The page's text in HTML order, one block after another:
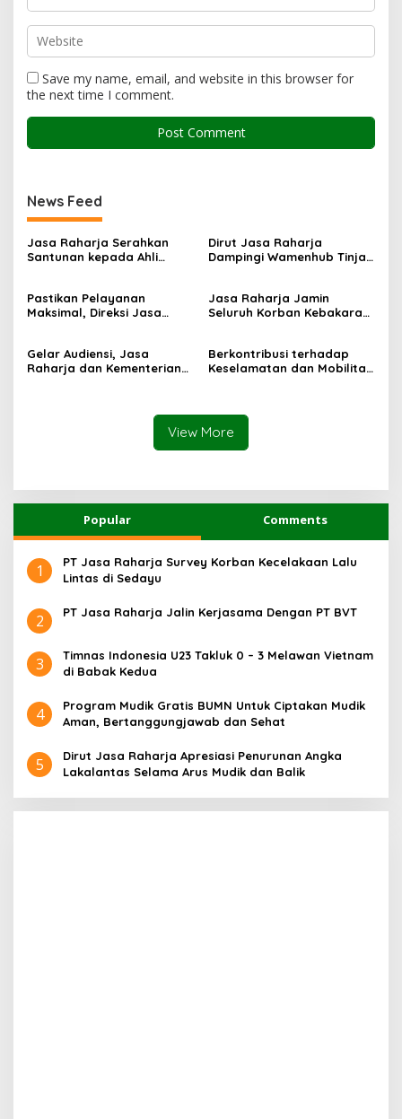
Save my name, email, and website in this browser for
the next time I comment.
News Feed
Jasa Raharja Serahkan
Santunan kepada Ahli
Dirut Jasa Raharja
Dampingi Wamenhub Tinjau
PHC Surabaya
Pastikan Pelayanan
Maksimal, Direksi Jasa
Sentosa II
Jasa Raharja Jamin
Seluruh Korban Kebakaran
Gelar Audiensi, Jasa
Raharja dan Kementerian
Berkontribusi terhadap
Keselamatan dan Mobilitas
Awards 2026
View More
Popular Comments
1
PT Jasa Raharja Survey Korban Kecelakaan Lalu
Lintas di Sedayu
2 PT Jasa Raharja Jalin Kerjasama Dengan PT BVT
3
Timnas Indonesia U23 Takluk 0 – 3 Melawan Vietnam
di Babak Kedua
4
Program Mudik Gratis BUMN Untuk Ciptakan Mudik
Aman, Bertanggungjawab dan Sehat
5
Dirut Jasa Raharja Apresiasi Penurunan Angka
Lakalantas Selama Arus Mudik dan Balik